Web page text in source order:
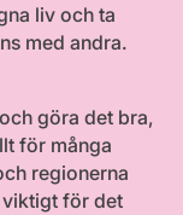
liv och ta
med andra.
göra det bra,
för många
regionerna
viktigt för det